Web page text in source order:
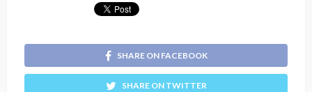
SHARE ON FACEBOOK
SHARE ON TWITTER